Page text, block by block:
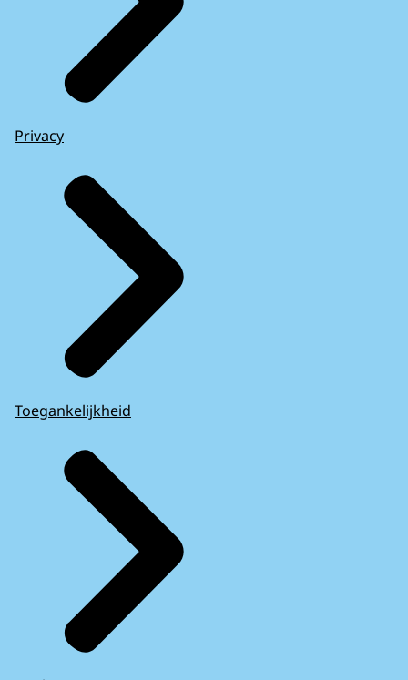
Privacy
Toegankelijkheid